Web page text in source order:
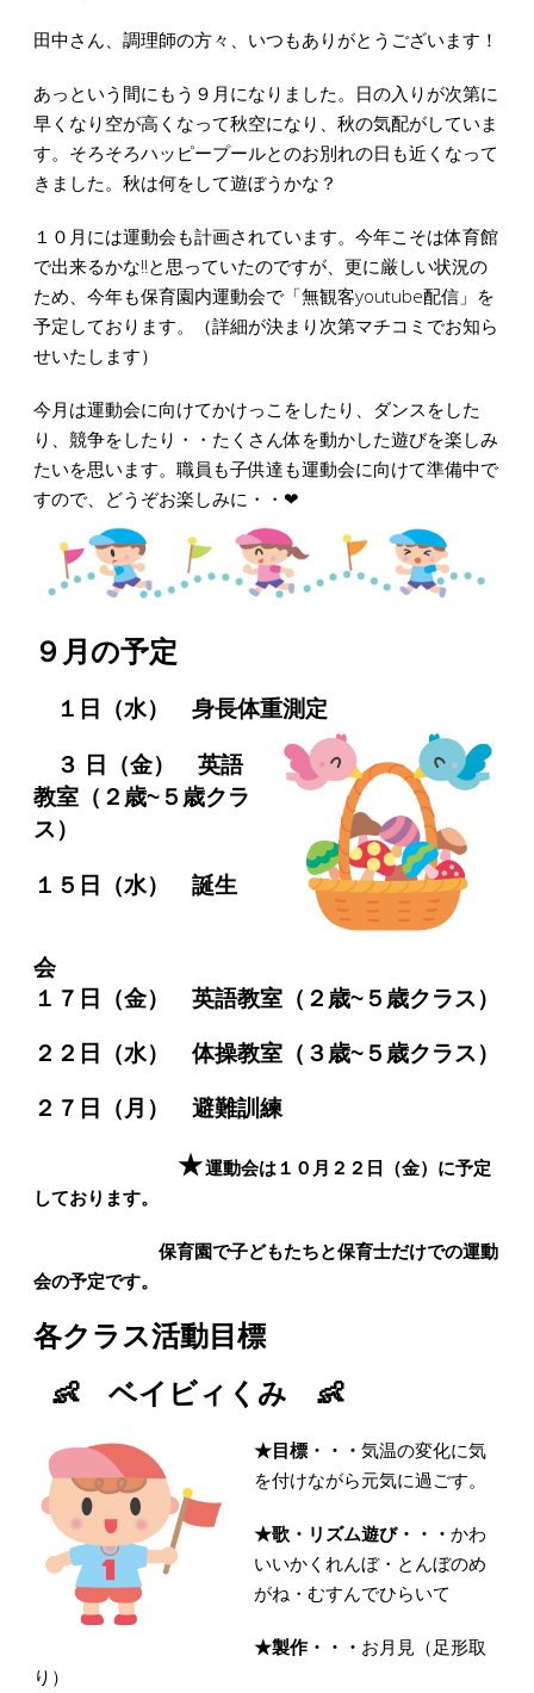
田中さん、調理師の方々、いつもありがとうございます！
あっという間にもう９月になりました。日の入りが次第に
早くなり空が高くなって秋空になり、秋の気配がしていま
す。そろそろハッピープールとのお別れの日も近くなって
きました。秋は何をして遊ぼうかな？
１０月には運動会も計画されています。今年こそは体育館
で出来るかな‼と思っていたのですが、更に厳しい状況の
ため、今年も保育園内運動会で「無観客youtube配信」を
予定しております。（詳細が決まり次第マチコミでお知ら
せいたします）
今月は運動会に向けてかけっこをしたり、ダンスをした
り、競争をしたり・・たくさん体を動かした遊びを楽しみ
たいを思います。職員も子供達も運動会に向けて準備中で
すので、どうぞお楽しみに・・❤
９月の予定
１日（水） 身長体重測定
３ 日
（金） 英語
教室（２歳~５歳クラ
ス）
１５日（水） 誕生
１７日
（金） 英語教室（２歳~５歳クラス）
２２日（水） 体操教室（３歳~５歳クラス）
２７日（月） 避難訓練
★運動会は１０月２２日（金）に予定
しております。
保育園で子どもたちと保育士だけでの運動
会の予定です。
各クラス活動目標
👶 ベイビィくみ 👶
★目標・・・ 気温の変化に気
を付けながら元気に過ごす。
★歌・リズム遊び・・・ かわ
いいかくれんぼ・とんぼのめ
がね・むすんでひらいて
★製作・・・ お月見（足形取
り）